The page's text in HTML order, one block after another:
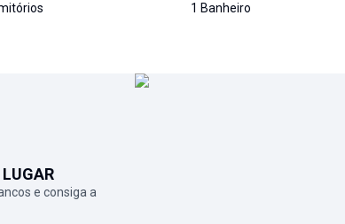
s 1 Banheiro
e consiga a